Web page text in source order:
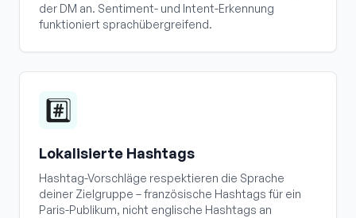
der DM an. Sentiment- und Intent-Erkennung
funktioniert sprachübergreifend.
#️⃣
Lokalisierte Hashtags
Hashtag-Vorschläge respektieren die Sprache
deiner Zielgruppe – französische Hashtags für ein
Paris-Publikum, nicht englische Hashtags an